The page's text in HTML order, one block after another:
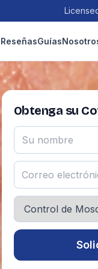
ReseñasGuías
Obtenga su